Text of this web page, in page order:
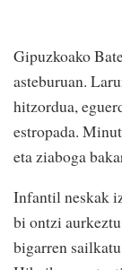
Gipuzkoako
asteburuan.
hitzordua,
estropada.
eta ziaboga
Infantil neskak
bi ontzi
bigarren